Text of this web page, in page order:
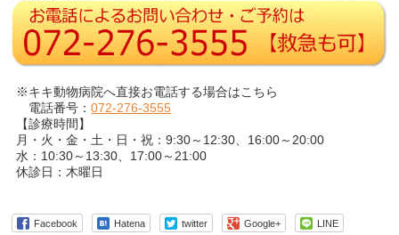
※キキ動物病院へ直接お電話する場合はこちら
電話番号：072-276-3555
【診療時間】
月・火・金・土・日・祝：9:30～12:30、16:00～20:00
水：10:30～13:30、17:00～21:00
休診日：木曜日
Facebook Hatena twitter Google+ LINE